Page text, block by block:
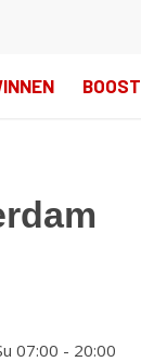
BOOST
07:00 - 20:00